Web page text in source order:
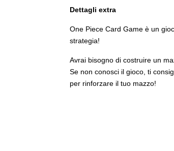
Dettagli extra
One Piece Card Game è un
strategia!
Avrai bisogno di costruire un
Se non conosci il gioco, ti
per rinforzare il tuo mazzo!